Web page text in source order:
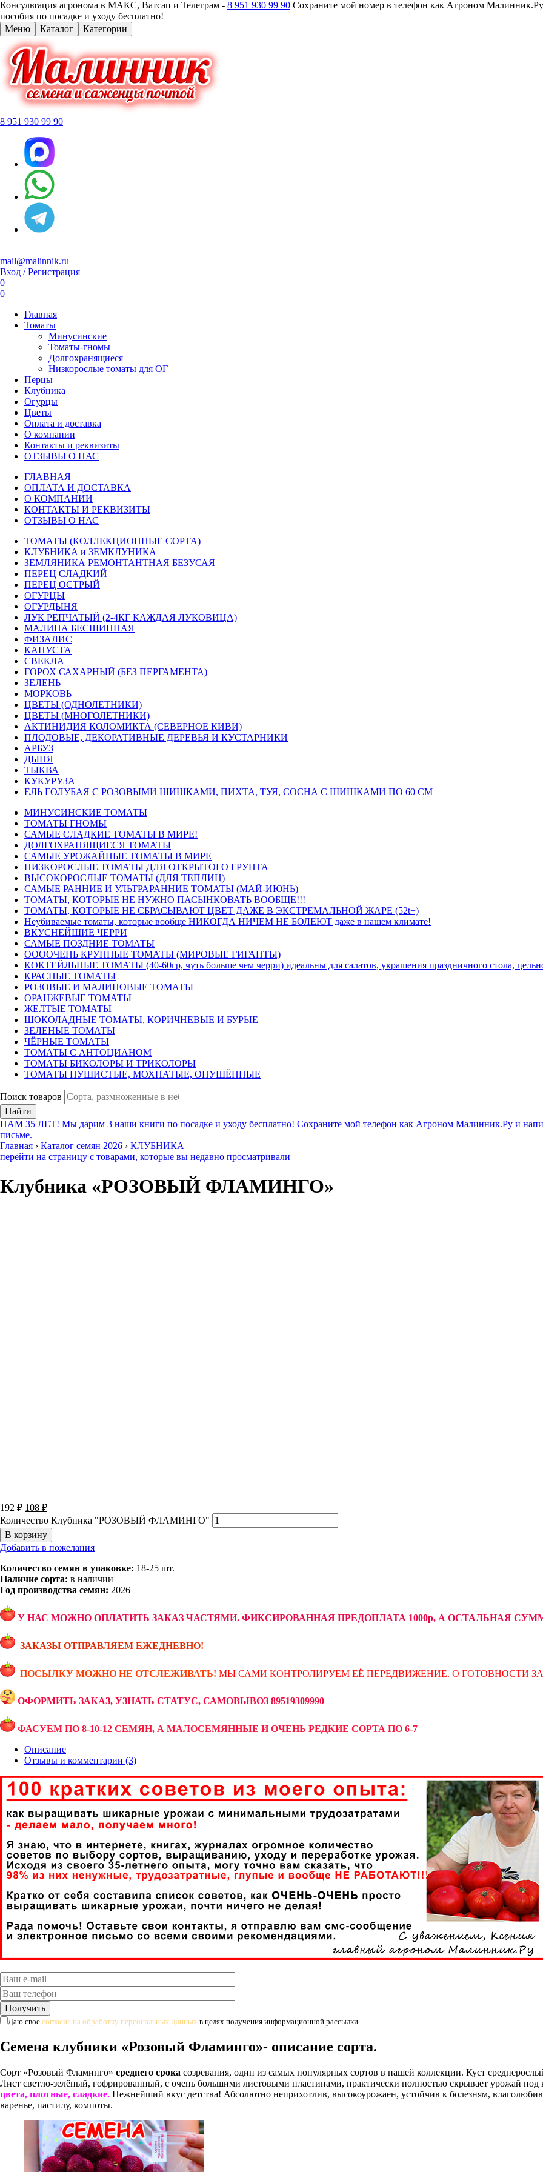
Консультация агронома в МАКС, Ватсап и Телеграм - 8 951 930 99 90 Сохраните мой номер в телефон как Агроном
пособия по посадке и уходу бесплатно!
Меню
Каталог Категории
8 951 930 99 90
mail@malinnik.ru
Вход / Регистрация
0
0
Главная
Томаты
Минусинские
Томаты-гномы
Долгохранящиеся
Низкорослые томаты для ОГ
Перцы
Клубника
Огурцы
Цветы
Оплата и доставка
О компании
Контакты и реквизиты
ОТЗЫВЫ О НАС
ГЛАВНАЯ
ОПЛАТА И ДОСТАВКА
О КОМПАНИИ
КОНТАКТЫ И РЕКВИЗИТЫ
ОТЗЫВЫ О НАС
ТОМАТЫ (КОЛЛЕКЦИОННЫЕ СОРТА)
КЛУБНИКА и ЗЕМКЛУНИКА
ЗЕМЛЯНИКА РЕМОНТАНТНАЯ БЕЗУСАЯ
ПЕРЕЦ СЛАДКИЙ
ПЕРЕЦ ОСТРЫЙ
ОГУРЦЫ
ОГУРДЫНЯ
ЛУК РЕПЧАТЫЙ (2-4КГ КАЖДАЯ ЛУКОВИЦА)
МАЛИНА БЕСШИПНАЯ
ФИЗАЛИС
КАПУСТА
СВЕКЛА
ГОРОХ САХАРНЫЙ (БЕЗ ПЕРГАМЕНТА)
ЗЕЛЕНЬ
МОРКОВЬ
ЦВЕТЫ (ОДНОЛЕТНИКИ)
ЦВЕТЫ (МНОГОЛЕТНИКИ)
АКТИНИДИЯ КОЛОМИКТА (СЕВЕРНОЕ КИВИ)
ПЛОДОВЫЕ, ДЕКОРАТИВНЫЕ ДЕРЕВЬЯ И КУСТАРНИКИ
АРБУЗ
ДЫНЯ
ТЫКВА
КУКУРУЗА
ЕЛЬ ГОЛУБАЯ С РОЗОВЫМИ ШИШКАМИ, ПИХТА, ТУЯ, СОСНА С ШИШКАМИ ПО 60 СМ
МИНУСИНСКИЕ ТОМАТЫ
ТОМАТЫ ГНОМЫ
САМЫЕ СЛАДКИЕ ТОМАТЫ В МИРЕ!
ДОЛГОХРАНЯЩИЕСЯ ТОМАТЫ
САМЫЕ УРОЖАЙНЫЕ ТОМАТЫ В МИРЕ
НИЗКОРОСЛЫЕ ТОМАТЫ ДЛЯ ОТКРЫТОГО ГРУНТА
ВЫСОКОРОСЛЫЕ ТОМАТЫ (ДЛЯ ТЕПЛИЦ)
САМЫЕ РАННИЕ И УЛЬТРАРАННИЕ ТОМАТЫ (МАЙ-ИЮНЬ)
ТОМАТЫ, КОТОРЫЕ НЕ НУЖНО ПАСЫНКОВАТЬ ВООБЩЕ!!!
ТОМАТЫ, КОТОРЫЕ НЕ СБРАСЫВАЮТ ЦВЕТ ДАЖЕ В ЭКСТРЕМАЛЬНОЙ ЖАРЕ (52t+)
Неубиваемые томаты, которые вообще НИКОГДА НИЧЕМ НЕ БОЛЕЮТ даже в нашем климате!
ВКУСНЕЙШИЕ ЧЕРРИ
САМЫЕ ПОЗДНИЕ ТОМАТЫ
ООООЧЕНЬ КРУПНЫЕ ТОМАТЫ (МИРОВЫЕ ГИГАНТЫ)
КОКТЕЙЛЬНЫЕ ТОМАТЫ (40-60гр, чуть больше чем черри) идеальны для салатов, украшения праздничного стола,
КРАСНЫЕ ТОМАТЫ
РОЗОВЫЕ И МАЛИНОВЫЕ ТОМАТЫ
ОРАНЖЕВЫЕ ТОМАТЫ
ЖЕЛТЫЕ ТОМАТЫ
ШОКОЛАДНЫЕ ТОМАТЫ, КОРИЧНЕВЫЕ И БУРЫЕ
ЗЕЛЕНЫЕ ТОМАТЫ
ЧЁРНЫЕ ТОМАТЫ
ТОМАТЫ С АНТОЦИАНОМ
ТОМАТЫ БИКОЛОРЫ И ТРИКОЛОРЫ
ТОМАТЫ ПУШИСТЫЕ, МОХНАТЫЕ, ОПУШЁННЫЕ
Поиск товаров
Найти
НАМ 35 ЛЕТ! Мы дарим 3 наши книги по посадке и уходу бесплатно! Сохраните мой телефон как Агроном Малинник.Ру и
письме.
Главная › Каталог семян 2026 › КЛУБНИКА
перейти на страницу с товарами, которые вы недавно просматривали
Клубника «РОЗОВЫЙ ФЛАМИНГО»
192₽ 108 ₽
Количество Клубника "РОЗОВЫЙ ФЛАМИНГО"
В корзину
Добавить в пожелания
Количество семян в упаковке: 18-25 шт.
Наличие сорта: в наличии
Год производства семян: 2026
У НАС МОЖНО ОПЛАТИТЬ ЗАКАЗ ЧАСТЯМИ. ФИКСИРОВАННАЯ ПРЕДОПЛАТА 1000р, А ОСТАЛЬНАЯ
ЗАКАЗЫ ОТПРАВЛЯЕМ ЕЖЕДНЕВНО!
ПОСЫЛКУ МОЖНО НЕ ОТСЛЕЖИВАТЬ! МЫ САМИ КОНТРОЛИРУЕМ ЕЁ ПЕРЕДВИЖЕНИЕ. О ГОТОВНОСТИ
ОФОРМИТЬ ЗАКАЗ, УЗНАТЬ СТАТУС, САМОВЫВОЗ 89519309990
ФАСУЕМ ПО 8-10-12 СЕМЯН, А МАЛОСЕМЯННЫЕ И ОЧЕНЬ РЕДКИЕ СОРТА ПО 6-7
Описание
Отзывы и комментарии (3)
Даю свое согласие на обработку персональных данных в целях получения информационной рассылки
Семена клубники «Розовый Фламинго»- описание сорта.
Сорт «Розовый Фламинго» среднего срока созревания, один из самых популярных сортов в нашей коллекции. Куст
Лист светло-зелёный, гофрированный, с очень большими листовыми пластинами, практически полностью скрывает урожай
цвета, плотные, сладкие. Нежнейший вкус детства! Абсолютно неприхотлив, высокоурожаен, устойчив к болезням,
варенье, пастилу, компоты.